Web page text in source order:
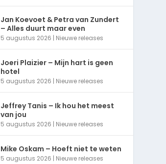
Jan Koevoet & Petra van Zundert
– Alles duurt maar even
5 augustus 2026 | Nieuwe releases
Joeri Plaizier – Mijn hart is geen
hotel
5 augustus 2026 | Nieuwe releases
Jeffrey Tanis – Ik hou het meest
van jou
5 augustus 2026 | Nieuwe releases
Mike Oskam – Hoeft niet te weten
5 augustus 2026 | Nieuwe releases